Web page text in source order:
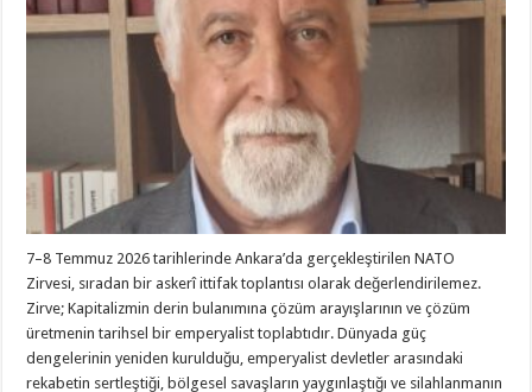
7–8 Temmuz 2026 tarihlerinde Ankara’da gerçekleştirilen NATO
Zirvesi, sıradan bir askerî ittifak toplantısı olarak değerlendirilemez.
Zirve; Kapitalizmin derin bulanımına çözüm arayışlarının ve çözüm
üretmenin tarihsel bir emperyalist toplabtıdır. Dünyada güç
dengelerinin yeniden kurulduğu, emperyalist devletler arasındaki
rekabetin sertleştiği, bölgesel savaşların yaygınlaştığı ve silahlanmanın